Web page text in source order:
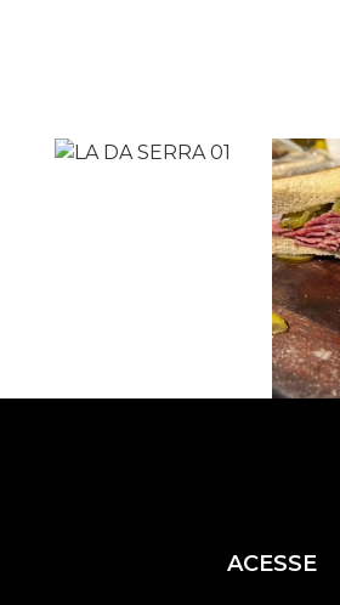
ACESSE